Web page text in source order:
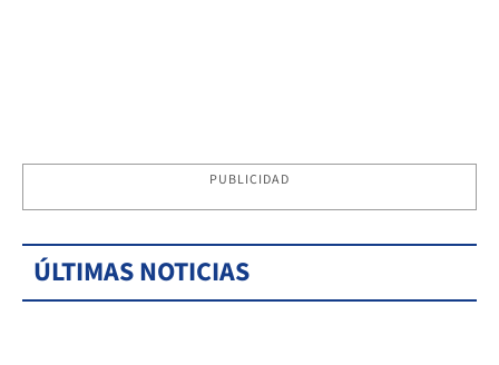
PUBLICIDAD
ÚLTIMAS NOTICIAS